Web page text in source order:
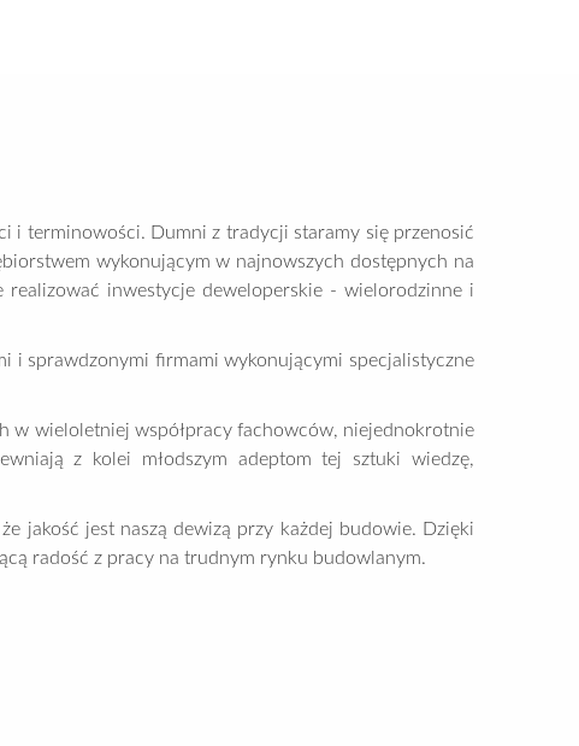
i terminowości. Dumni z tradycji staramy się przenosić
wykonującym w najnowszych dostępnych na
inwestycje deweloperskie - wielorodzinne i
i sprawdzonymi firmami wykonującymi specjalistyczne
w wieloletniej współpracy fachowców, niejednokrotnie
z kolei młodszym adeptom tej sztuki wiedzę,
jakość jest naszą dewizą przy każdej budowie. Dzięki
radość z pracy na trudnym rynku budowlanym.